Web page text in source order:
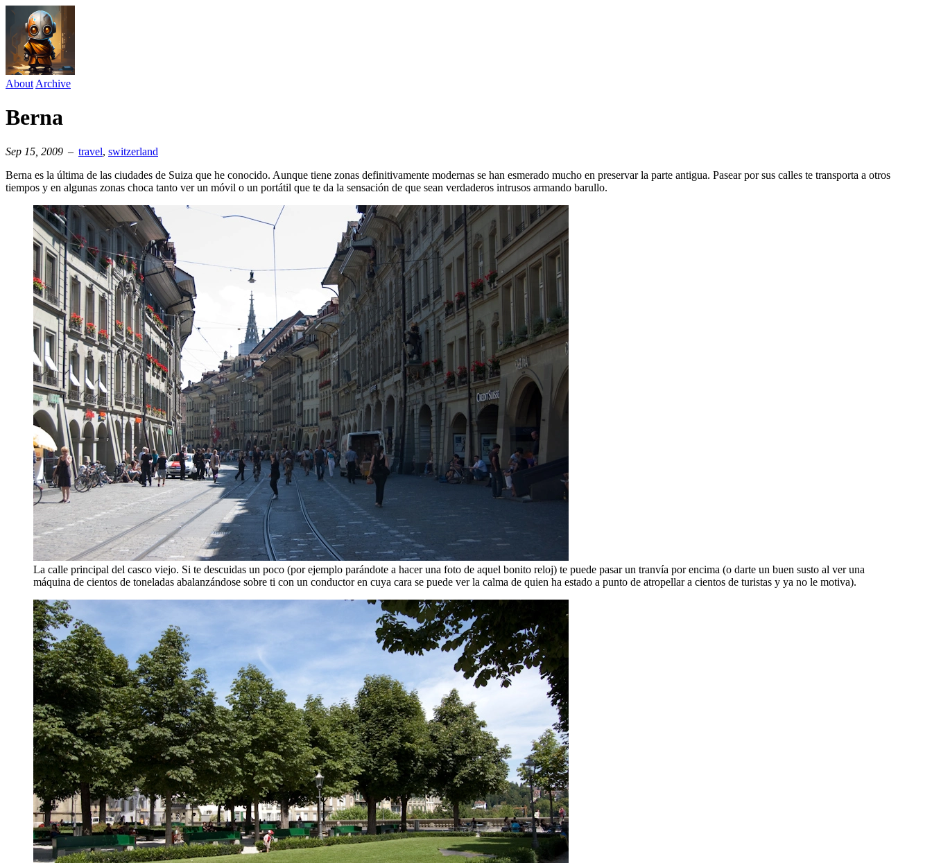
About Archive
Berna
Sep 15, 2009 – travel⁠, switzerland
Berna es la última de las ciudades de Suiza que he conocido. Aunque tiene zonas definitivamente modernas se han esmerado mucho en preservar la parte antigua. Pasear por sus calles te transporta a otros
tiempos y en algunas zonas choca tanto ver un móvil o un portátil que te da la sensación de que sean verdaderos intrusos armando barullo.
La calle principal del casco viejo. Si te descuidas un poco (por ejemplo parándote a hacer una foto de aquel bonito reloj) te puede pasar un tranvía por encima (o darte un buen susto al ver una
máquina de cientos de toneladas abalanzándose sobre ti con un conductor en cuya cara se puede ver la calma de quien ha estado a punto de atropellar a cientos de turistas y ya no le motiva).